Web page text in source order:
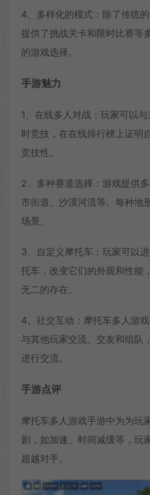
4、多样化的模式：除了传统
提供了挑战关卡和限时比赛等
的游戏选择。
手游魅力
1、在线多人对战：玩家可以
时竞技，在在线排行榜上证明
竞技性。
2、多种赛道选择：游戏提供
市街道、沙漠河流等。每种地
场景。
3、自定义摩托车：玩家可以
托车，改变它们的外观和性能
无二的存在。
4、社交互动：摩托车多人游
与其他玩家交流、交友和组队
进行交流。
手游点评
摩托车多人游戏手游中为为玩
剧，如加速、时间减缓等，玩
超越对手。